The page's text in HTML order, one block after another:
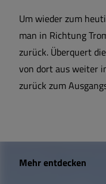
Um wieder zum
man in Richtung
zurück. Überquert
von dort aus weiter
zurück zum
W
Mehr entdecken